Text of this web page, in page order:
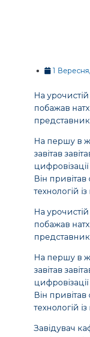
1
На
побажав
На першу в
завітав
Він
технологій
На
побажав
На першу в
завітав
Він
технологій
Завідувач